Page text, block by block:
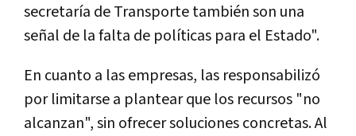
secretaría de Transporte también son una
señal de la falta de políticas para el Estado".
En cuanto a las empresas, las responsabilizó
por limitarse a plantear que los recursos "no
alcanzan", sin ofrecer soluciones concretas. Al